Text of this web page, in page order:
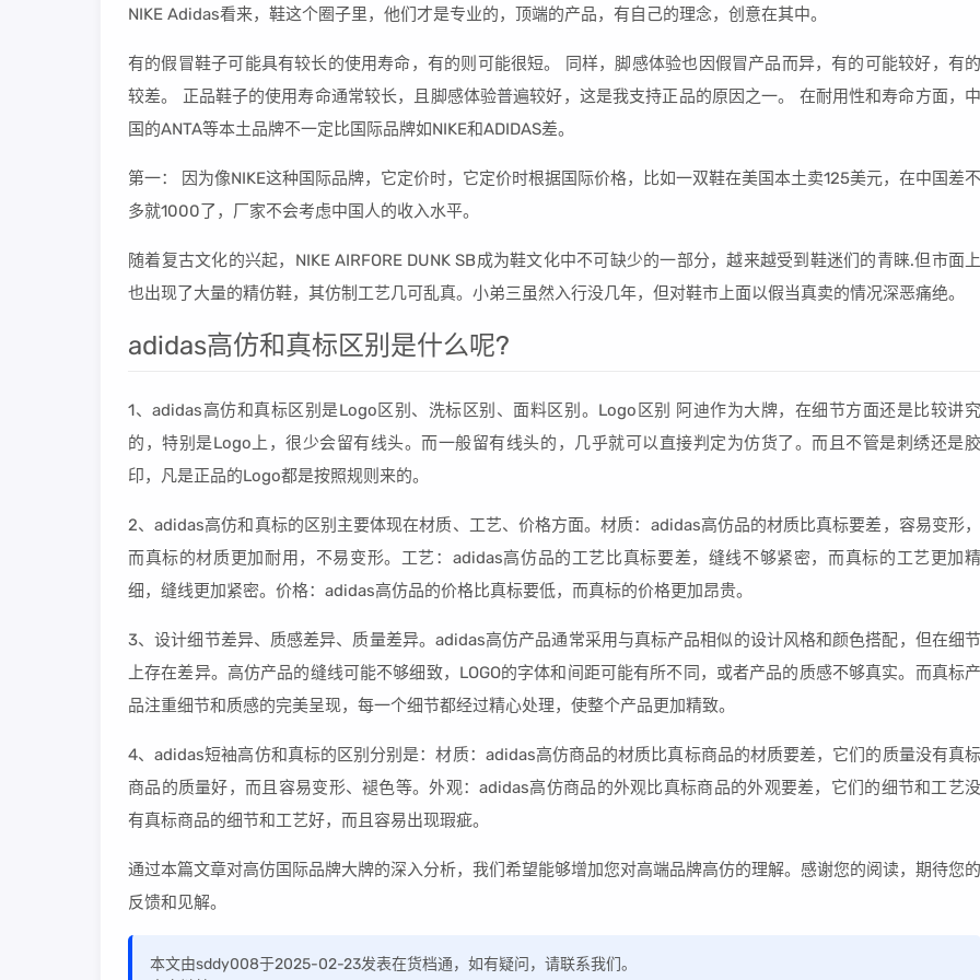
NIKE Adidas看来，鞋这个圈子里，他们才是专业的，顶端的产品，有自己的理念，创意在其中。
有的假冒鞋子可能具有较长的使用寿命，有的则可能很短。 同样，脚感体验也因假冒产品而异，有的可能较好，有的
较差。 正品鞋子的使用寿命通常较长，且脚感体验普遍较好，这是我支持正品的原因之一。 在耐用性和寿命方面，中
国的ANTA等本土品牌不一定比国际品牌如NIKE和ADIDAS差。
第一： 因为像NIKE这种国际品牌，它定价时，它定价时根据国际价格，比如一双鞋在美国本土卖125美元，在中国差不
多就1000了，厂家不会考虑中国人的收入水平。
随着复古文化的兴起，NIKE AIRFORE DUNK SB成为鞋文化中不可缺少的一部分，越来越受到鞋迷们的青睐.但市面上
也出现了大量的精仿鞋，其仿制工艺几可乱真。小弟三虽然入行没几年，但对鞋市上面以假当真卖的情况深恶痛绝。
adidas高仿和真标区别是什么呢?
1、adidas高仿和真标区别是Logo区别、洗标区别、面料区别。Logo区别 阿迪作为大牌，在细节方面还是比较讲究
的，特别是Logo上，很少会留有线头。而一般留有线头的，几乎就可以直接判定为仿货了。而且不管是刺绣还是胶
印，凡是正品的Logo都是按照规则来的。
2、adidas高仿和真标的区别主要体现在材质、工艺、价格方面。材质：adidas高仿品的材质比真标要差，容易变形，
而真标的材质更加耐用，不易变形。工艺：adidas高仿品的工艺比真标要差，缝线不够紧密，而真标的工艺更加精
细，缝线更加紧密。价格：adidas高仿品的价格比真标要低，而真标的价格更加昂贵。
3、设计细节差异、质感差异、质量差异。adidas高仿产品通常采用与真标产品相似的设计风格和颜色搭配，但在细节
上存在差异。高仿产品的缝线可能不够细致，LOGO的字体和间距可能有所不同，或者产品的质感不够真实。而真标产
品注重细节和质感的完美呈现，每一个细节都经过精心处理，使整个产品更加精致。
4、adidas短袖高仿和真标的区别分别是：材质：adidas高仿商品的材质比真标商品的材质要差，它们的质量没有真标
商品的质量好，而且容易变形、褪色等。外观：adidas高仿商品的外观比真标商品的外观要差，它们的细节和工艺没
有真标商品的细节和工艺好，而且容易出现瑕疵。
通过本篇文章对高仿国际品牌大牌的深入分析，我们希望能够增加您对高端品牌高仿的理解。感谢您的阅读，期待您的
反馈和见解。
本文由sddy008于2025-02-23发表在货档通，如有疑问，请联系我们。